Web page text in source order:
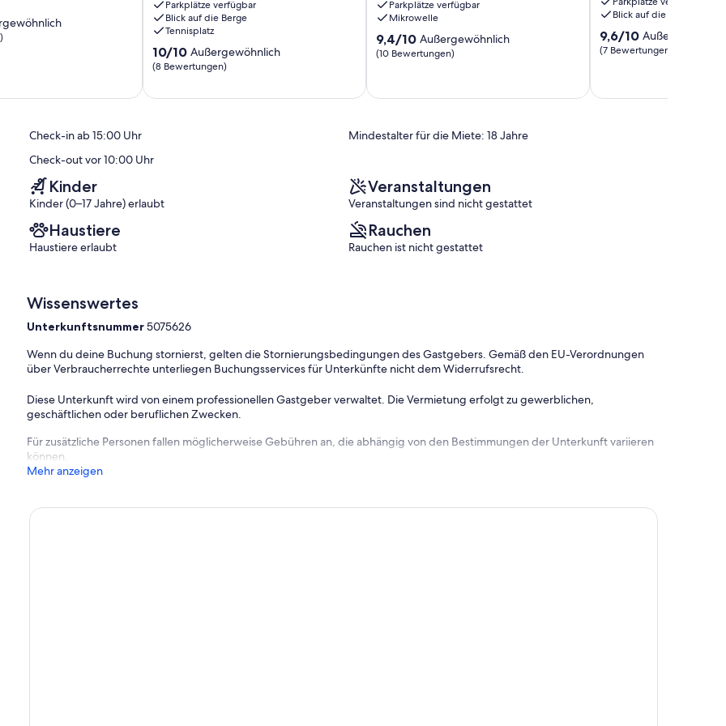
Essgarnitur
WestParkplätze verfügbar
Blick auf die Berge
Tennisplatz
10.0
von
10/10 Außergewöhnlich
(8 Bewertungen)
Parkplätze verfügbar
Mikrowelle
9.4
von
(10
9,4/10 Außergewöhnlich
(10 Bewertungen)
Blick auf die Berge
9.6
von
9,6/10
(7 Bewertungen)
Check-in ab 15:00 Uhr
Mindestalter für die Miete: 18 Jahre
Check-out vor 10:00 Uhr
Kinder
Kinder (0–17 Jahre) erlaubt
Veranstaltungen
Veranstaltungen sind nicht gestattet
Haustiere
Haustiere erlaubt
Rauchen
Rauchen ist nicht gestattet
Wissenswertes
Unterkunftsnummer5075626
Wenn du deine Buchung stornierst, gelten die Stornierungsbedingungen des Gastgebers. Gemäß den EU-Verordnungen
über Verbraucherrechte unterliegen Buchungsservices für Unterkünfte nicht dem Widerrufsrecht.
Diese Unterkunft wird von einem professionellen Gastgeber verwaltet. Die Vermietung erfolgt zu gewerblichen,
geschäftlichen oder beruflichen Zwecken.
Für zusätzliche Personen fallen möglicherweise Gebühren an, die abhängig von den Bestimmungen der Unterkunft variieren
können.
Mehr anzeigen